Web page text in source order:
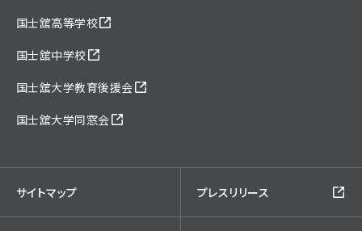
国士舘高等学校
国士舘中学校
国士舘大学教育後援会
国士舘大学同窓会
サイトマップ プレスリリース